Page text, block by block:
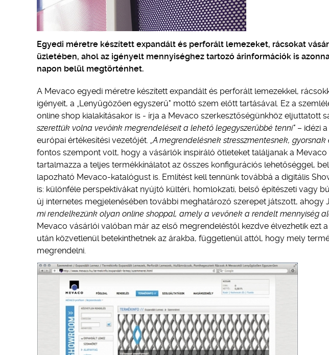
Egyedi méretre készített expandált és perforált lemezeket, rácsokat
üzletében, ahol az igényelt mennyiséghez tartozó árinformációk is
napon belül megtörténhet.
A Mevaco egyedi méretre készített expandált és perforált lemezekkel,
igényeit, a „Lenyűgözően egyszerű" mottó szem előtt tartásával. Ez a
online shop kialakításakor is - írja a Mevaco szerkesztőségünkhöz eljuttatott
szerettük volna vevőink megrendeléseit a lehető legegyszerűbbé tenni" – idézi
európai értékesítési vezetőjét. „A megrendelésnek stresszmentesnek,
fontos szempont volt, hogy a vásárlók inspiráló ötleteket találjanak a
tartalmazza a teljes termékkínálatot az összes konfigurációs lehetőséggel,
lapozható Mevaco-katalógust is. Említést kell tennünk továbbá a digitális
is: különféle perspektívákat nyújtó kültéri, homlokzati, belső építészeti vagy
új internetes megjelenésében további meghatározó szerepet játszott, ahogy
mi rendelkezünk olyan online shoppal, amely a vevőnek a rendelt mennyiség
Mevaco vásárlói valóban már az első megrendeléstől kezdve élvezhetik ezt
után közvetlenül betekinthetnek az árakba, függetlenül attól, hogy mely
megrendelni.